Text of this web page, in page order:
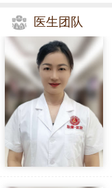
医生团队